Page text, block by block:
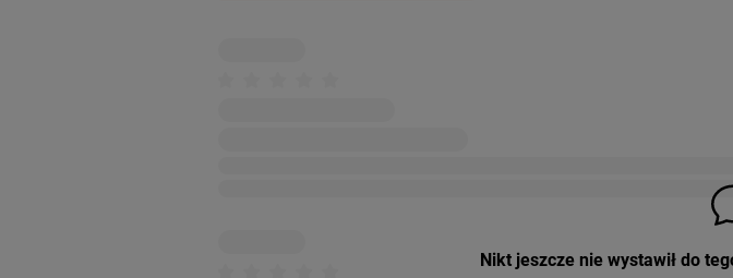
Nikt jeszcze nie wystawił do